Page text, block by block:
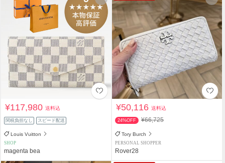
¥117,980送料込
関税負担なし スピード配送
Louis Vuitton
SHOP
magenta bea
¥50,116送料込
24%OFF ¥66,725
Tory Burch
PERSONAL SHOPPER
Rover28